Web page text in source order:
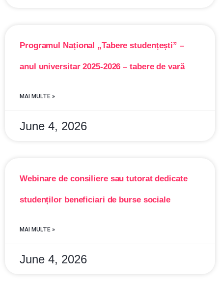
Programul Național „Tabere studențești” –
anul universitar 2025-2026 – tabere de vară
MAI MULTE »
June 4, 2026
Webinare de consiliere sau tutorat dedicate
studenților beneficiari de burse sociale
MAI MULTE »
June 4, 2026